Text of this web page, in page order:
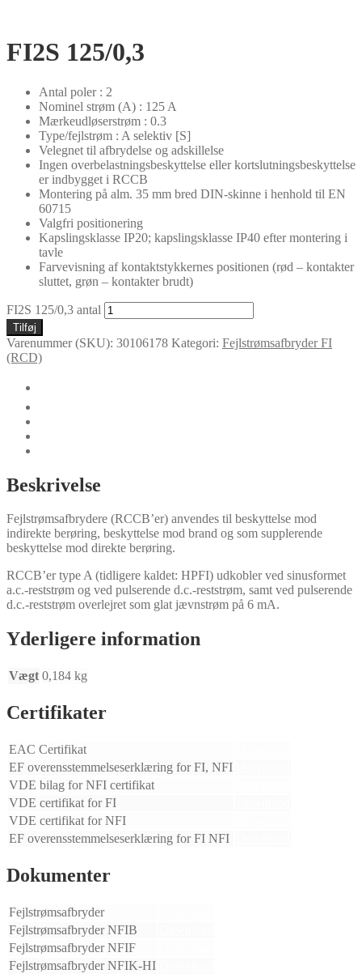
FI2S 125/0,3
Antal poler : 2
Nominel strøm (A) : 125 A
Mærkeudløserstrøm : 0.3
Type/fejlstrøm : A selektiv [S]
Velegnet til afbrydelse og adskillelse
Ingen overbelastningsbeskyttelse eller kortslutningsbeskyttelse
er indbygget i RCCB
Montering på alm. 35 mm bred DIN-skinne i henhold til EN
60715
Valgfri positionering
Kapslingsklasse IP20; kapslingsklasse IP40 efter montering i
tavle
Farvevisning af kontaktstykkernes positionen (rød – kontakter
sluttet, grøn – kontakter brudt)
FI2S 125/0,3 antal
Tilføj
Varenummer (SKU): 30106178 Kategori: Fejlstrømsafbryder FI
(RCD)
Beskrivelse
Fejlstrømsafbrydere (RCCB’er) anvendes til beskyttelse mod
indirekte berøring, beskyttelse mod brand og som supplerende
beskyttelse mod direkte berøring.
RCCB’er type A (tidligere kaldet: HPFI) udkobler ved sinusformet
a.c.-reststrøm og ved pulserende d.c.-reststrøm, samt ved pulserende
d.c.-reststrøm overlejret som glat jævnstrøm på 6 mA.
Yderligere information
Vægt 0,184 kg
Certifikater
EAC Certifikat
EF overensstemmelseserklæring for FI, NFI
VDE bilag for NFI certifikat
VDE certifikat for FI
VDE certifikat for NFI
EF overensstemmelseserklæring for FI NFI
Dokumenter
Fejlstrømsafbryder
Fejlstrømsafbryder NFIB
Fejlstrømsafbryder NFIF
Fejlstrømsafbryder NFIK-HI